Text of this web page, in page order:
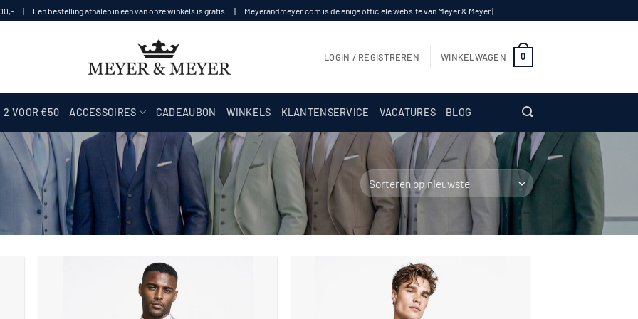
| Een bestelling afhalen in een van onze winkels is gratis. | Meyerandmeyer.com is de enige officiële website van Meyer & Meyer |
LOGIN / REGISTREREN WINKELWAGEN 0
2 VOOR €50 ACCESSOIRES CADEAUBON WINKELS KLANTENSERVICE VACATURES BLOG